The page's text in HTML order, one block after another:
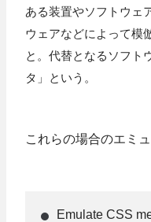
ある装置やソフトウェ
ウェアなどによって模
と。代替となるソフト
タ」という。
これらの場合のエミ
Emulate CSS